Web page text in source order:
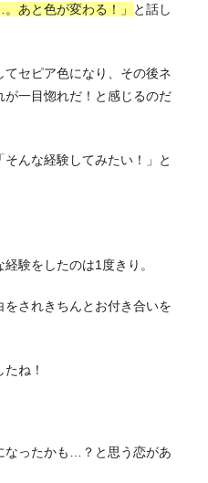
あと色が変わる！」
と話し
セピア色になり、その後ネ
一目惚れだ！と感じるのだ
んな経験してみたい！」と
験をしたのは1度きり。
されきちんとお付き合いを
ね！
なったかも…？と思う恋があ